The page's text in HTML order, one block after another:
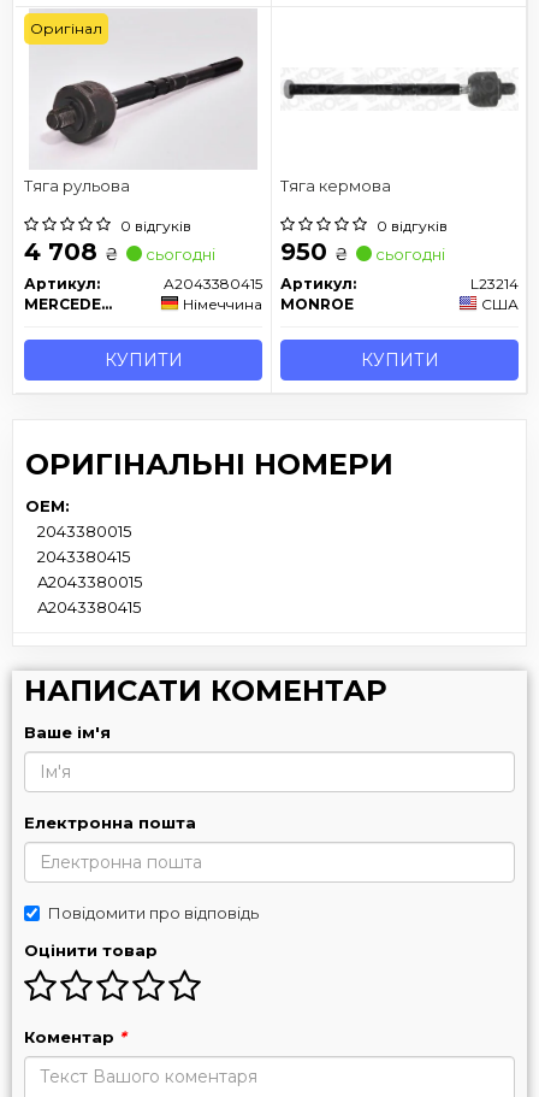
Тяга рульова
0 відгуків
4 708 ₴ сьогодні
Артикул:
A2043380415
MERCEDES-BENZ
Німеччина
КУПИТИ
Оригінал
Тяга кермова
0 відгуків
950 ₴ сьогодні
Артикул:
L23214
MONROE
США
КУПИТИ
ОРИГІНАЛЬНІ НОМЕРИ
OEM:
2043380015
2043380415
A2043380015
A2043380415
НАПИСАТИ КОМЕНТАР
Ваше ім'я
Електронна пошта
Повідомити про відповідь
Оцінити товар
Коментар *